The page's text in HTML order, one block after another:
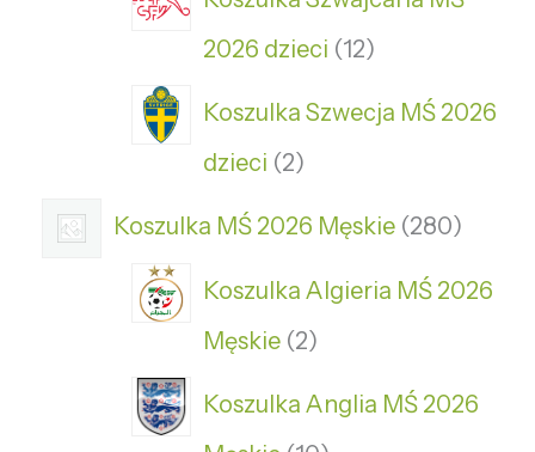
2026 dzieci 12
Koszulka Szwecja MŚ 2026
dzieci 2
Koszulka MŚ 2026 Męskie 280
Koszulka Algieria MŚ 2026
Męskie 2
Koszulka Anglia MŚ 2026